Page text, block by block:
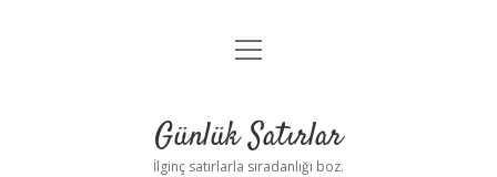
Anasayfa
Yasal Uyarı
menüyü
Günlük Satırlar
İlginç satırlarla sıradanlığı boz.